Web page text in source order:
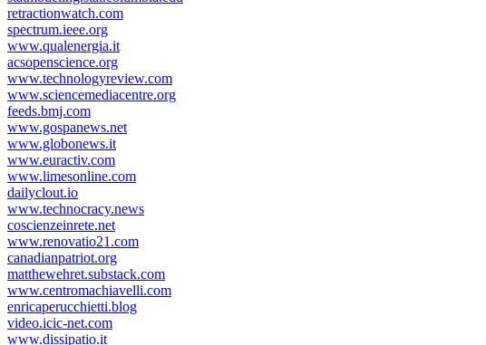
retractionwatch.com
spectrum.ieee.org
www.qualenergia.it
acsopenscience.org
www.technologyreview.com
www.sciencemediacentre.org
feeds.bmj.com
www.gospanews.net
www.globonews.it
www.euractiv.com
www.limesonline.com
dailyclout.io
www.technocracy.news
coscienzeinrete.net
www.renovatio21.com
canadianpatriot.org
matthewehret.substack.com
www.centromachiavelli.com
enricaperucchietti.blog
video.icic-net.com
www.dissipatio.it